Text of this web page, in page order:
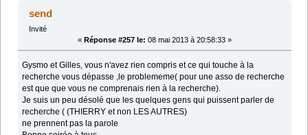
send
Invité
« Réponse #257 le: 08 mai 2013 à 20:58:33 »
Gysmo et Gilles, vous n'avez rien compris et ce qui touche à la
recherche vous dépasse ,le problememe( pour une asso de recherche
est que que vous ne comprenais rien à la recherche).
Je suis un peu désolé que les quelques gens qui puissent parler de
recherche ( (THIERRY et non LES AUTRES)
ne prennent pas la parole